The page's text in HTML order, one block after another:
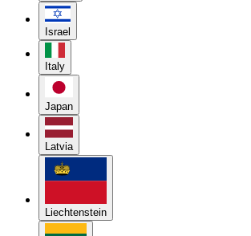
Israel
Italy
Japan
Latvia
Liechtenstein